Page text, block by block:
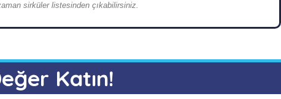
sirküler listesinden çıkabilirsiniz.
Katın!